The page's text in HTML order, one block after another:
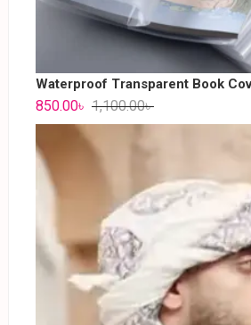
Waterproof Transparent Book
1,100.00৳
850.00৳